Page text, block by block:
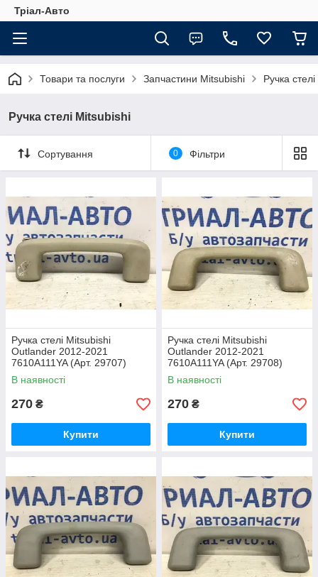
Тріал-Авто
Товари та послуги Запчастини Mitsubishi Ручка
Ручка стелі Mitsubishi
Сортування 0 Фільтри
Ручка стелі Mitsubishi
Outlander 2012-2021
7610A111YA (Арт. 29707)
В наявності
270 ₴
Купити
Ручка стелі Mitsubishi
Outlander 2012-2021
7610A111YA (Арт. 29708)
В наявності
270 ₴
Купити